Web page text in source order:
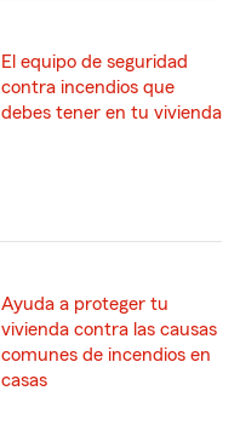
El equipo de seguridad
contra incendios que
debes tener en tu vivienda
Ayuda a proteger tu
vivienda contra las causas
comunes de incendios en
casas